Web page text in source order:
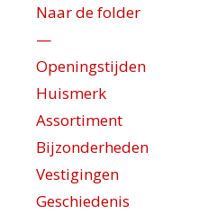
Naar de folder
—
Openingstijden
Huismerk
Assortiment
Bijzonderheden
Vestigingen
Geschiedenis